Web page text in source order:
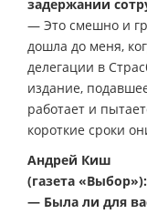
задержании
— Это смешно и
дошла до меня,
делегации в
издание,
работает и
короткие сроки
Андрей Киш
(газета «Выбор»):
— Была ли для